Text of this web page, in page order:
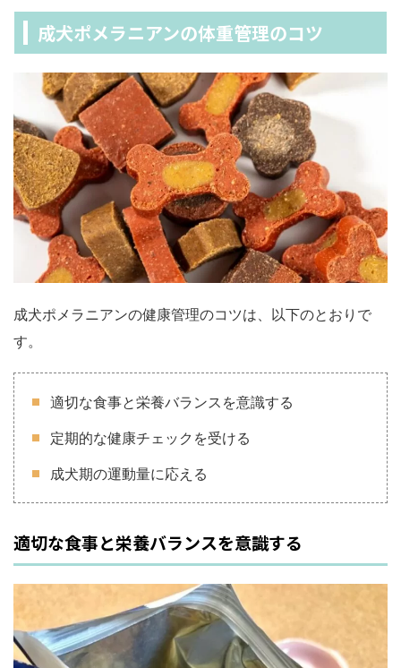
成犬ポメラニアンの体重管理のコツ
成犬ポメラニアンの健康管理のコツは、以下のとおりで
す。
適切な食事と栄養バランスを意識する
定期的な健康チェックを受ける
成犬期の運動量に応える
適切な食事と栄養バランスを意識する